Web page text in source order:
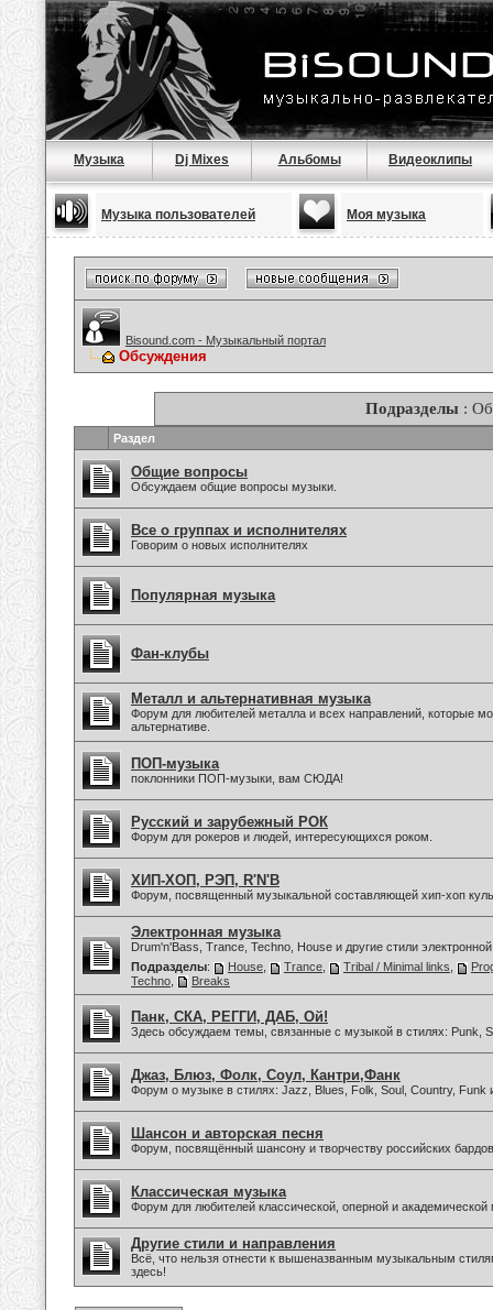
Музыка Dj Mixes Альбомы Видеоклипы
Музыка пользователей Моя музыка
Bisound.com - Музыкальный портал
Обсуждения
Подразделы :
Раздел
Общие вопросы
Обсуждаем общие вопросы музыки.
Все о группах и исполнителях
Говорим о новых исполнителях
Популярная музыка
Фан-клубы
Металл и альтернативная музыка
Форум для любителей металла и всех направлений, которые
альтернативе.
ПОП-музыка
поклонники ПОП-музыки, вам СЮДА!
Русский и зарубежный РОК
Форум для рокеров и людей, интересующихся роком.
ХИП-ХОП, РЭП, R'N'B
Форум, посвященный музыкальной составляющей хип-хоп
Электронная музыка
Drum'n'Bass, Trance, Techno, House и другие стили
Подразделы: House Trance Tribal / Minimal links
Techno
Breaks
Панк, СКА, РЕГГИ, ДАБ, Ой!
Здесь обсуждаем темы, связанные с музыкой в стилях: Punk,
Джаз, Блюз, Фолк, Соул, Кантри,Фанк
Форум о музыке в стилях: Jazz, Blues, Folk, Soul, Country, Funk
Шансон и авторская песня
Форум, посвящённый шансону и творчеству российских
Классическая музыка
Форум для любителей классической, оперной и академической
Другие стили и направления
Всё, что нельзя отнести к вышеназванным музыкальным
здесь!